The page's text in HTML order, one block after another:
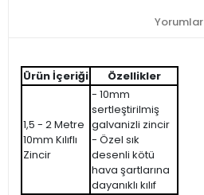
Yorumlar
Ürün İçeriği Özellikler
1,5 - 2 Metre
10mm Kılıflı
Zincir
- 10mm
sertleştirilmiş
galvanizli zincir
- Özel sık
desenli kötü
hava şartlarına
dayanıklı kılıf